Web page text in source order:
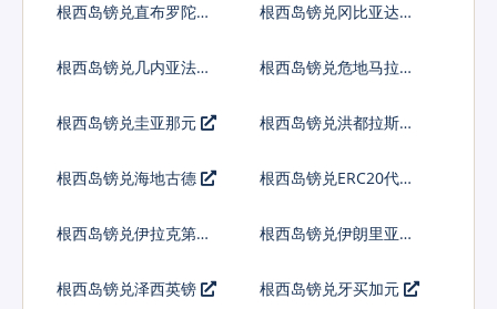
根西岛镑兑直布罗陀镑
根西岛镑兑冈比亚达拉
根西岛镑兑几内亚法郎
根西岛镑兑危地马拉格
根西岛镑兑圭亚那元
根西岛镑兑洪都拉斯伦
根西岛镑兑海地古德 根西岛镑兑ERC20代币
根西岛镑兑伊拉克第纳
根西岛镑兑伊朗里亚尔
根西岛镑兑泽西英镑 根西岛镑兑牙买加元